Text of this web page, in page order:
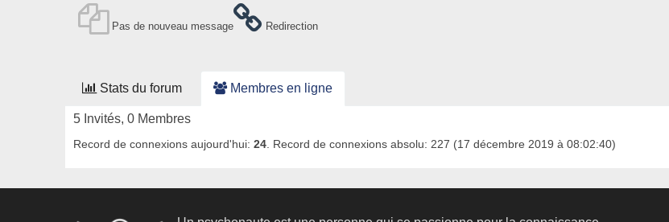
Pas de nouveau message Redirection
Stats du forum Membres en ligne
5 Invités, 0 Membres
Record de connexions aujourd'hui: 24. Record de connexions absolu: 227 (17 décembre 2019 à 08:02:40)